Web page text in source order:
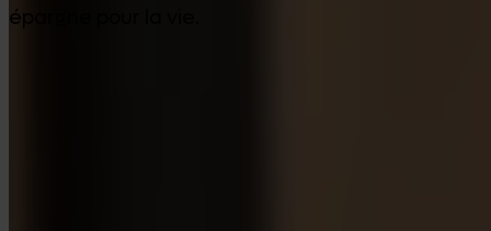
épargne pour la vie.